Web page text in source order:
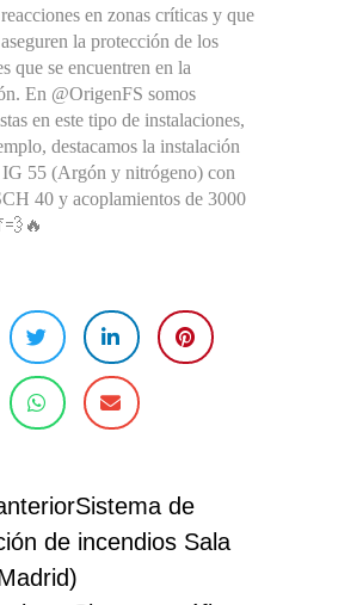
en zonas críticas y que
la protección de los
que se encuentren en la
En @OrigenFS somos
en este tipo de instalaciones,
destacamos la instalación
IG 55 (Argón y nitrógeno) con
40 y acoplamientos de 3000
Sistema de
de incendios Sala